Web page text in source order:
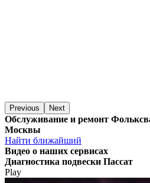
Previous Next
Обслуживание и ремонт
Москвы
Найти ближайший
Видео о наших сервисах
Диагностика подвески Пассат
Play